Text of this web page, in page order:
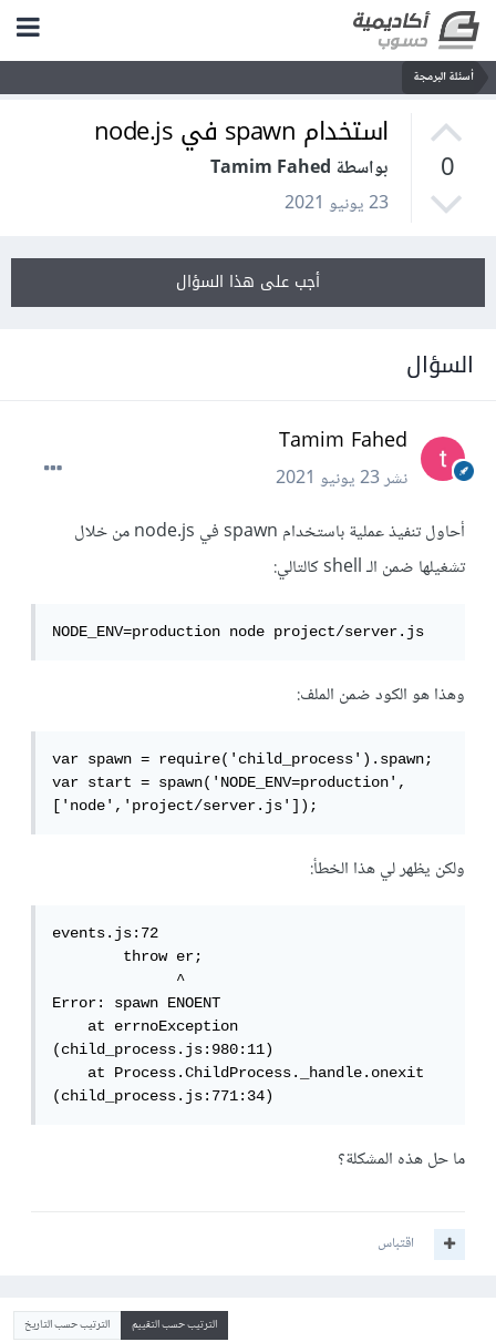
أسئلة البرمجة
0
استخدام spawn في node.js
بواسطة Tamim Fahed
23 يونيو 2021
أجب على هذا السؤال
السؤال
Tamim Fahed
نشر23 يونيو 2021
أحاول تنفيذ عملية باستخدام spawn في node.js من خلال
تشغيلها ضمن الـ shell كالتالي:
NODE_ENV=production node project/server.js
وهذا هو الكود ضمن الملف:
var spawn = require('child_process').spawn;
var start = spawn('NODE_ENV=production',
['node','project/server.js']);
ولكن يظهر لي هذا الخطأ:
events.js:72
        throw er;
              ^
Error: spawn ENOENT
    at errnoException
(child_process.js:980:11)
    at Process.ChildProcess._handle.onexit
(child_process.js:771:34)
ما حل هذه المشكلة؟
اقتباس
الترتيب حسب التقييم الترتيب حسب التاريخ